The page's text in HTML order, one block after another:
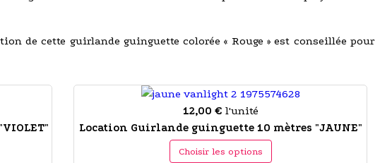
de cette guirlande guinguette colorée « Rouge » est conseillée pour
12,00 € l'unité
Location Guirlande guinguette 10 mètres "JAUNE"
Choisir les options